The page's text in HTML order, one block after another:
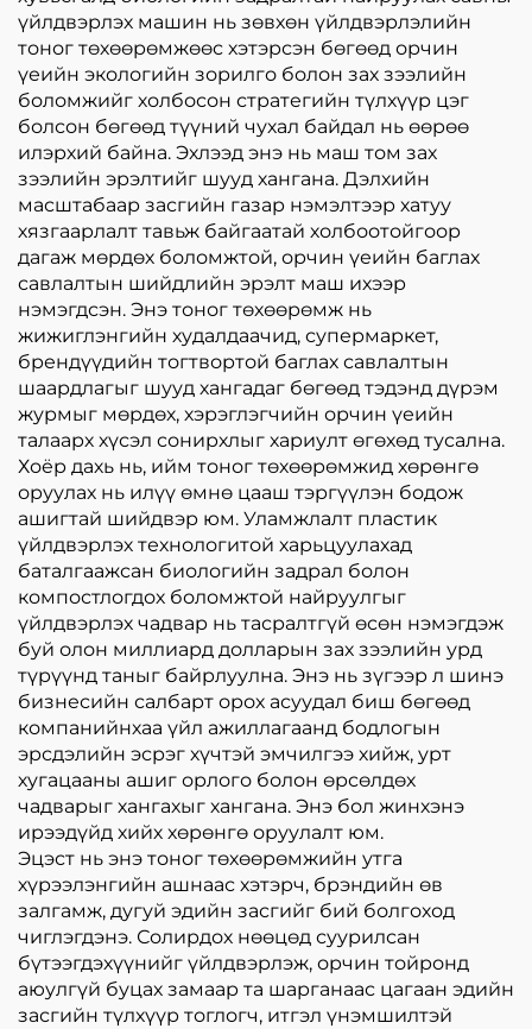
үйлдвэрлэх машин нь зөвхөн үйлдвэрлэлийн
тоног төхөөрөмжөөс хэтэрсэн бөгөөд орчин
үеийн экологийн зорилго болон зах зээлийн
боломжийг холбосон стратегийн түлхүүр цэг
болсон бөгөөд түүний чухал байдал нь өөрөө
илэрхий байна. Эхлээд энэ нь маш том зах
зээлийн эрэлтийг шууд хангана. Дэлхийн
масштабаар засгийн газар нэмэлтээр хатуу
хязгаарлалт тавьж байгаатай холбоотойгоор
дагаж мөрдөх боломжтой, орчин үеийн баглах
савлалтын шийдлийн эрэлт маш ихээр
нэмэгдсэн. Энэ тоног төхөөрөмж нь
жижиглэнгийн худалдаачид, супермаркет,
брендүүдийн тогтвортой баглах савлалтын
шаардлагыг шууд хангадаг бөгөөд тэдэнд дүрэм
журмыг мөрдөх, хэрэглэгчийн орчин үеийн
талаарх хүсэл сонирхлыг хариулт өгөхөд тусална.
Хоёр дахь нь, ийм тоног төхөөрөмжид хөрөнгө
оруулах нь илүү өмнө цааш тэргүүлэн бодож
ашигтай шийдвэр юм. Уламжлалт пластик
үйлдвэрлэх технологитой харьцуулахад
баталгаажсан биологийн задрал болон
компостлогдох боломжтой найруулгыг
үйлдвэрлэх чадвар нь тасралтгүй өсөн нэмэгдэж
буй олон миллиард долларын зах зээлийн урд
түрүүнд таныг байрлуулна. Энэ нь зүгээр л шинэ
бизнесийн салбарт орох асуудал биш бөгөөд
компанийнхаа үйл ажиллагаанд бодлогын
эрсдэлийн эсрэг хүчтэй эмчилгээ хийж, урт
хугацааны ашиг орлого болон өрсөлдөх
чадварыг хангахыг хангана. Энэ бол жинхэнэ
ирээдүйд хийх хөрөнгө оруулалт юм.
Эцэст нь энэ тоног төхөөрөмжийн утга
хүрээлэнгийн ашнаас хэтэрч, брэндийн өв
залгамж, дугуй эдийн засгийг бий болгоход
чиглэгдэнэ. Солирдох нөөцөд суурилсан
бүтээгдэхүүнийг үйлдвэрлэж, орчин тойронд
аюулгүй буцах замаар та шарганаас цагаан эдийн
засгийн түлхүүр тоглогч, итгэл үнэмшилтэй